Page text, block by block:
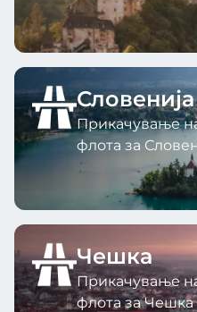
Словенија
Прикачување
флота за
Чешка
Прикачување
флота за Чешка